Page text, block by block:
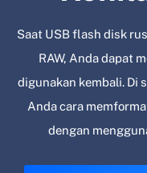
Saat USB flash disk
RAW, Anda dapat
digunakan kembali. Di
Anda cara
dengan